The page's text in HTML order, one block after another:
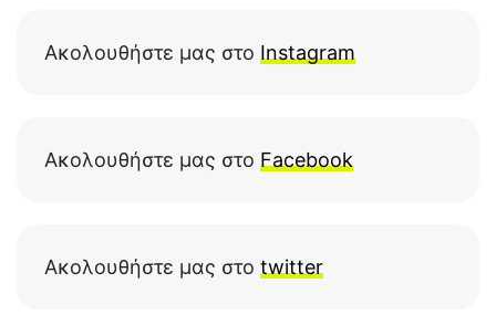
Ακολουθήστε μας στο Instagram
Ακολουθήστε μας στο Facebook
Ακολουθήστε μας στο twitter